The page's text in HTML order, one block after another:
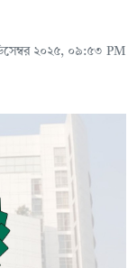
২০২৫, ০৯:৫৩ PM